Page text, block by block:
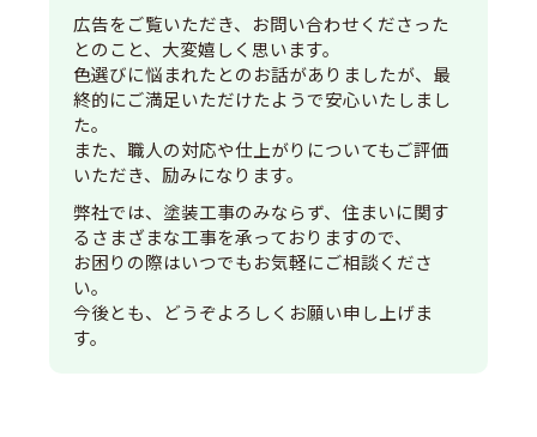
広告をご覧いただき、お問い合わせくださった
とのこと、大変嬉しく思います。
色選びに悩まれたとのお話がありましたが、最
終的にご満足いただけたようで安心いたしまし
た。
また、職人の対応や仕上がりについてもご評価
いただき、励みになります。
弊社では、塗装工事のみならず、住まいに関す
るさまざまな工事を承っておりますので、
お困りの際はいつでもお気軽にご相談くださ
い。
今後とも、どうぞよろしくお願い申し上げま
す。